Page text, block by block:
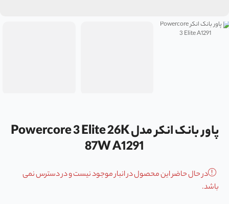
پاور بانک انکر مدل Powercore 3 Elite 26K
87W A1291
در حال حاضر این محصول در انبار موجود نیست و در دسترس نمی
باشد.